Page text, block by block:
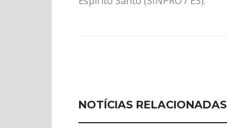
NOTÍCIAS RELACIONADAS